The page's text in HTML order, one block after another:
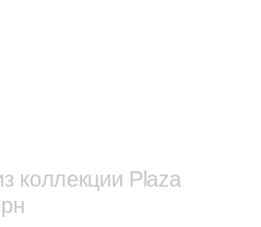
коллекции Plaza